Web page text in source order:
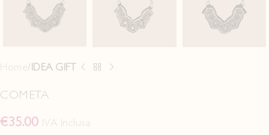
Home IDEA GIFT
COMETA
€35.00 IVA Inclusa